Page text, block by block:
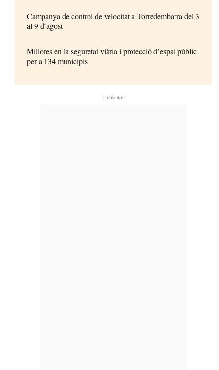
Campanya de control de velocitat a Torredembarra del 3
al 9 d’agost
Millores en la seguretat viària i protecció d’espai públic
per a 134 municipis
- Publicitat -